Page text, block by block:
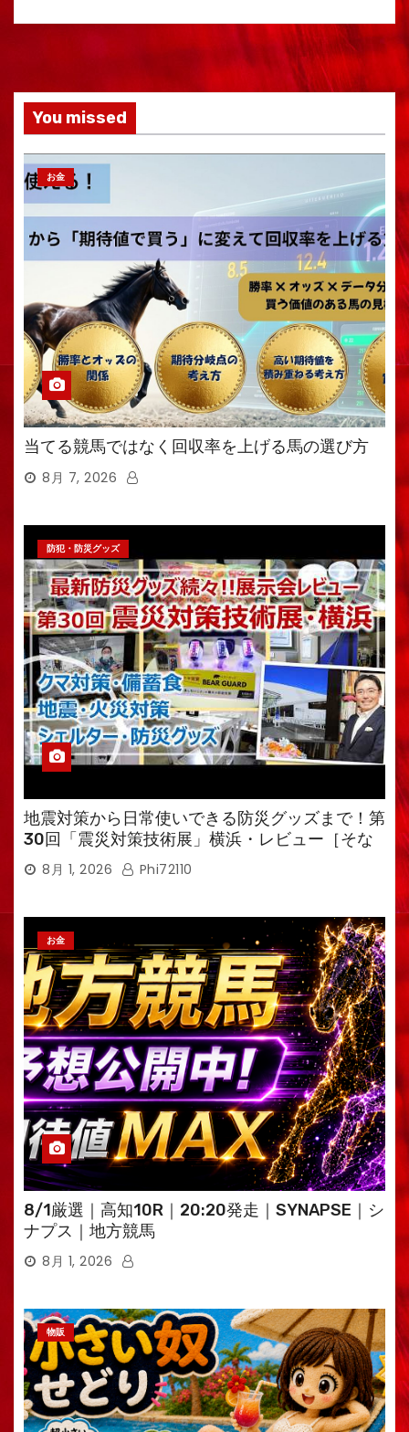
You missed
お金
当てる競馬ではなく回収率を上げる馬の選び方
8月 7, 2026
防犯・防災グッズ
地震対策から日常使いできる防災グッズまで！第
30回「震災対策技術展」横浜・レビュー［そな
えるTV・高荷智也］
8月 1, 2026 Phi72110
お金
8/1厳選｜高知10R｜20:20発走｜SYNAPSE｜シ
ナプス｜地方競馬
8月 1, 2026
物販